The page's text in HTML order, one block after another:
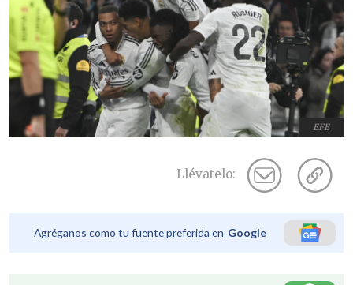
EFE
Llévatelo:
Agréganos como tu fuente preferida en Google